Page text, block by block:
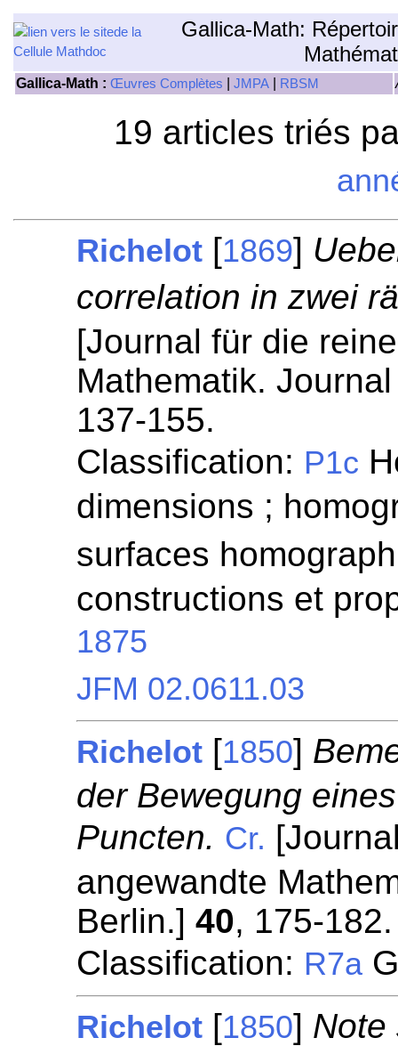
Gallica-Math:
Gallica-Math : Œuvres Complètes JMPA RBSM
19 articles triés
Richelot [1869]
correlation in zwei
[Journal für die
Mathematik.
137-155.
Classification: P1c
dimensions ;
surfaces
constructions et
1875
JFM 02.0611.03
Richelot [1850]
der Bewegung
Puncten. Cr.
angewandte
Berlin.]40, 175-182.
Classification: R7a
Richelot [1850] Note